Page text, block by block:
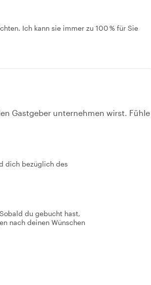
Ich kann sie immer zu 100 % für Sie
Gastgeber unternehmen wirst. Fühle
dich bezüglich des
du gebucht hast,
nach deinen Wünschen